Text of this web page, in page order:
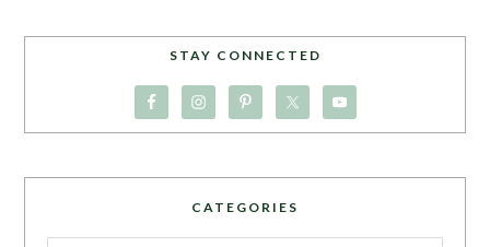
STAY CONNECTED
CATEGORIES